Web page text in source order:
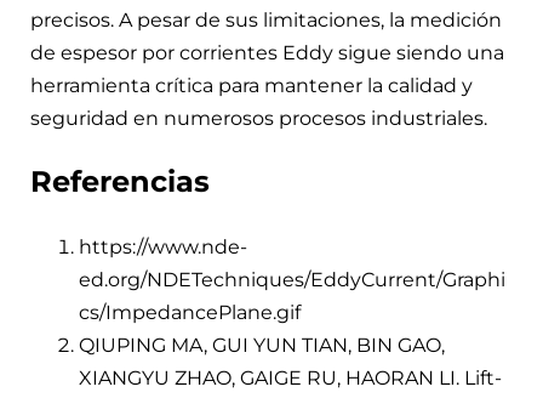
precisos. A pesar de sus limitaciones, la medición
de espesor por corrientes Eddy sigue siendo una
herramienta crítica para mantener la calidad y
seguridad en numerosos procesos industriales.
Referencias
https://www.nde-
ed.org/NDETechniques/EddyCurrent/Graphi
cs/ImpedancePlane.gif
QIUPING MA, GUI YUN TIAN, BIN GAO,
XIANGYU ZHAO, GAIGE RU, HAORAN LI. Lift-